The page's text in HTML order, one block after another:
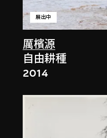
厲檳源
展出中
自由耕種
2014